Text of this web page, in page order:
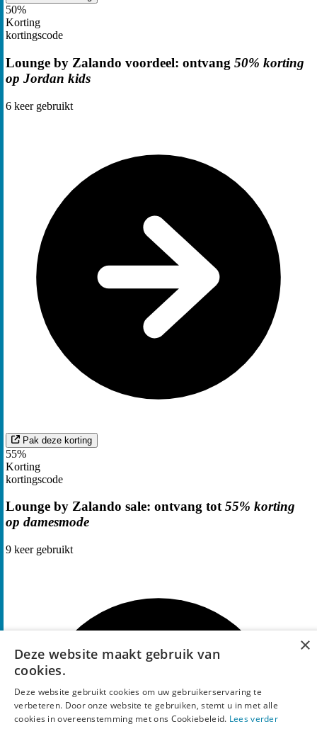
50%
Korting
kortingscode
Lounge by Zalando voordeel: ontvang 50% korting
op Jordan kids
6 keer gebruikt
Pak deze korting
55%
Korting
kortingscode
Lounge by Zalando sale: ontvang tot55% korting
op damesmode
9 keer gebruikt
×
Deze website maakt gebruik van
cookies.
Deze website gebruikt cookies om uw gebruikerservaring te
verbeteren. Door onze website te gebruiken, stemt u in met alle
cookies in overeenstemming met ons Cookiebeleid. Lees verder